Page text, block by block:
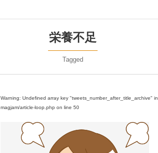
栄養不足
Tagged
Warning: Undefined array key "tweets_number_after_title_archive" in
magjam/article-loop.php on line 50